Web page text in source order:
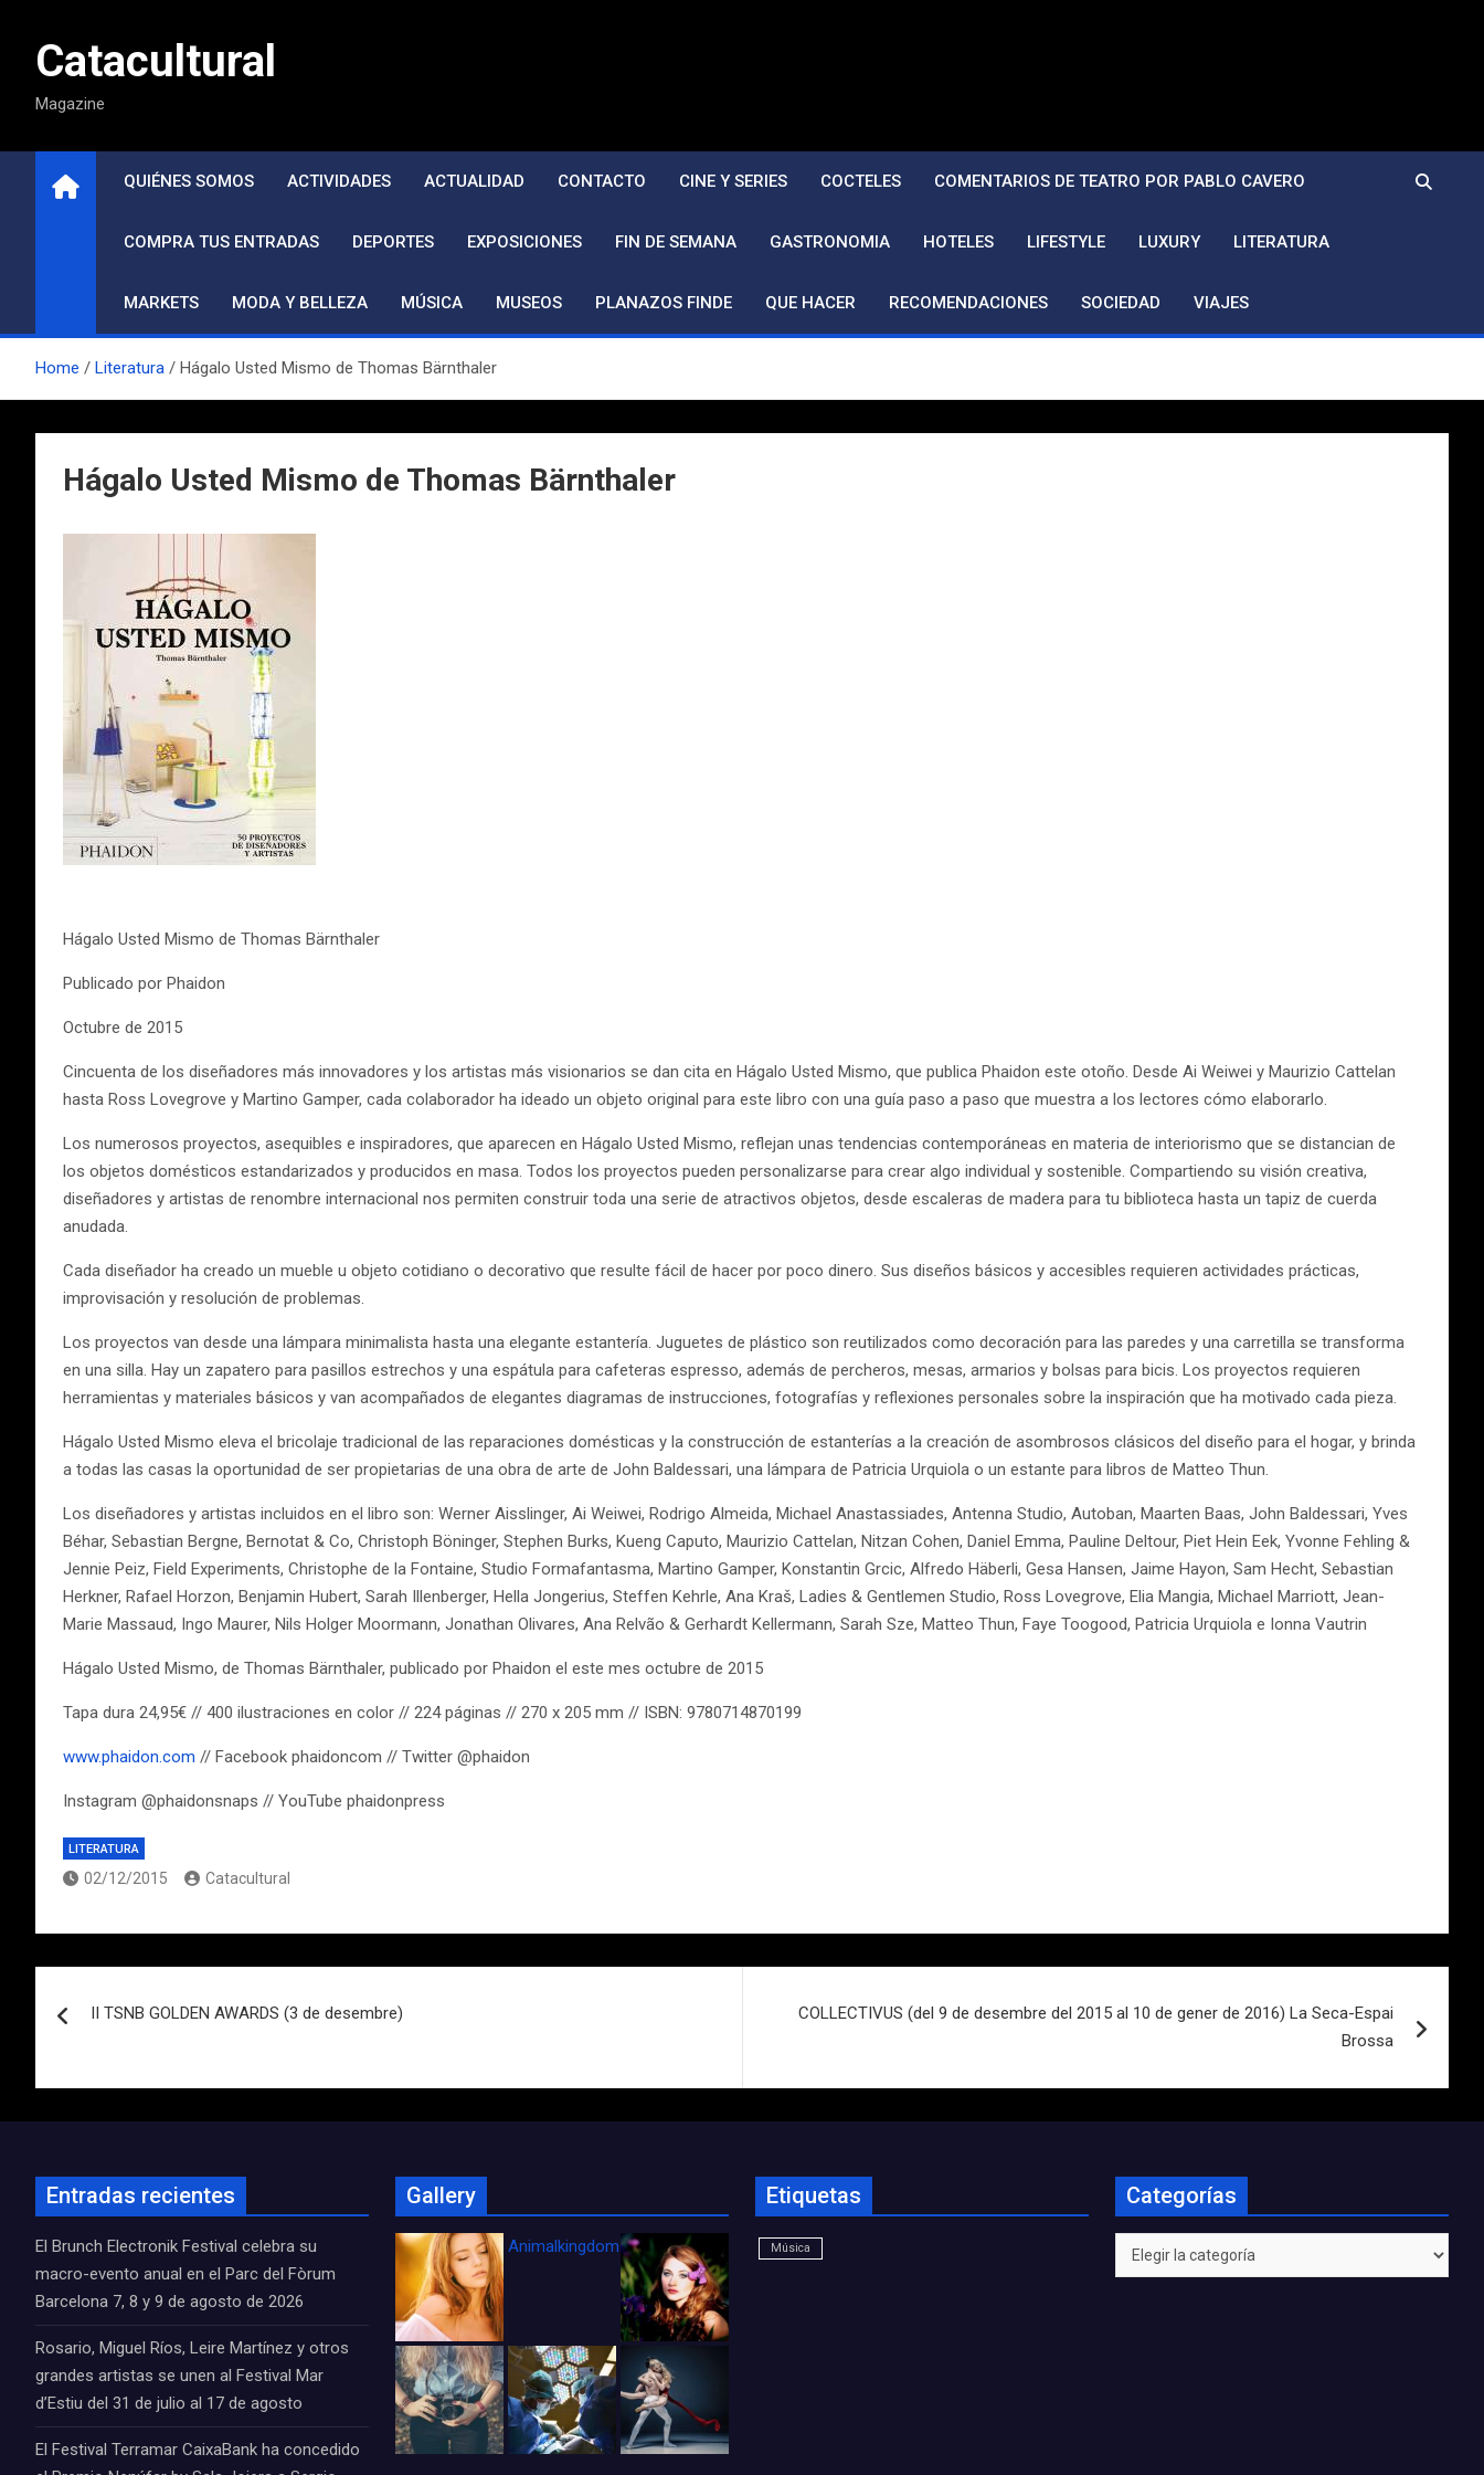
contenidoCatacultural
Magazine
QUIÉNES SOMOS ACTIVIDADES ACTUALIDAD CONTACTO CINE Y SERIES COCTELES COMENTARIOS DE TEATRO POR PABLO CAVERO
COMPRA TUS ENTRADAS DEPORTES EXPOSICIONES FIN DE SEMANA GASTRONOMIA HOTELES LIFESTYLE LUXURY LITERATURA
MARKETS MODA Y BELLEZA MÚSICA MUSEOS PLANAZOS FINDE QUE HACER RECOMENDACIONES SOCIEDAD VIAJES
Home Literatura Hágalo Usted Mismo de Thomas Bärnthaler
Hágalo Usted Mismo de Thomas Bärnthaler
Hágalo Usted Mismo de Thomas Bärnthaler
Publicado por Phaidon
Octubre de 2015
Cincuenta de los diseñadores más innovadores y los artistas más visionarios se dan cita en Hágalo Usted Mismo, que publica Phaidon este otoño. Desde Ai Weiwei y Maurizio Cattelan
hasta Ross Lovegrove y Martino Gamper, cada colaborador ha ideado un objeto original para este libro con una guía paso a paso que muestra a los lectores cómo elaborarlo.
Los numerosos proyectos, asequibles e inspiradores, que aparecen en Hágalo Usted Mismo, reflejan unas tendencias contemporáneas en materia de interiorismo que se distancian de
los objetos domésticos estandarizados y producidos en masa. Todos los proyectos pueden personalizarse para crear algo individual y sostenible. Compartiendo su visión creativa,
diseñadores y artistas de renombre internacional nos permiten construir toda una serie de atractivos objetos, desde escaleras de madera para tu biblioteca hasta un tapiz de cuerda
anudada.
Cada diseñador ha creado un mueble u objeto cotidiano o decorativo que resulte fácil de hacer por poco dinero. Sus diseños básicos y accesibles requieren actividades prácticas,
improvisación y resolución de problemas.
Los proyectos van desde una lámpara minimalista hasta una elegante estantería. Juguetes de plástico son reutilizados como decoración para las paredes y una carretilla se transforma
en una silla. Hay un zapatero para pasillos estrechos y una espátula para cafeteras espresso, además de percheros, mesas, armarios y bolsas para bicis. Los proyectos requieren
herramientas y materiales básicos y van acompañados de elegantes diagramas de instrucciones, fotografías y reflexiones personales sobre la inspiración que ha motivado cada pieza.
Hágalo Usted Mismo eleva el bricolaje tradicional de las reparaciones domésticas y la construcción de estanterías a la creación de asombrosos clásicos del diseño para el hogar, y brinda
a todas las casas la oportunidad de ser propietarias de una obra de arte de John Baldessari, una lámpara de Patricia Urquiola o un estante para libros de Matteo Thun.
Los diseñadores y artistas incluidos en el libro son: Werner Aisslinger, Ai Weiwei, Rodrigo Almeida, Michael Anastassiades, Antenna Studio, Autoban, Maarten Baas, John Baldessari, Yves
Béhar, Sebastian Bergne, Bernotat & Co, Christoph Böninger, Stephen Burks, Kueng Caputo, Maurizio Cattelan, Nitzan Cohen, Daniel Emma, Pauline Deltour, Piet Hein Eek, Yvonne Fehling &
Jennie Peiz, Field Experiments, Christophe de la Fontaine, Studio Formafantasma, Martino Gamper, Konstantin Grcic, Alfredo Häberli, Gesa Hansen, Jaime Hayon, Sam Hecht, Sebastian
Herkner, Rafael Horzon, Benjamin Hubert, Sarah Illenberger, Hella Jongerius, Steffen Kehrle, Ana Kraš, Ladies & Gentlemen Studio, Ross Lovegrove, Elia Mangia, Michael Marriott, Jean-
Marie Massaud, Ingo Maurer, Nils Holger Moormann, Jonathan Olivares, Ana Relvão & Gerhardt Kellermann, Sarah Sze, Matteo Thun, Faye Toogood, Patricia Urquiola e Ionna Vautrin
Hágalo Usted Mismo, de Thomas Bärnthaler, publicado por Phaidon el este mes octubre de 2015
Tapa dura 24,95€ // 400 ilustraciones en color // 224 páginas // 270 x 205 mm // ISBN: 9780714870199
www.phaidon.com // Facebook phaidoncom // Twitter @phaidon
Instagram @phaidonsnaps // YouTube phaidonpress
LITERATURA
02/12/2015 Catacultural
de
entradas
II TSNB GOLDEN AWARDS (3 de desembre)
COLLECTIVUS (del 9 de desembre del 2015 al 10 de gener de 2016) La Seca-Espai
Brossa
Entradas recientes
El Brunch Electronik Festival celebra su
macro-evento anual en el Parc del Fòrum
Barcelona 7, 8 y 9 de agosto de 2026
Rosario, Miguel Ríos, Leire Martínez y otros
grandes artistas se unen al Festival Mar
d’Estiu del 31 de julio al 17 de agosto
El Festival Terramar CaixaBank ha concedido
Gallery
Animalkingdom_FichaCine
Etiquetas
Música
Categorías
Categorías